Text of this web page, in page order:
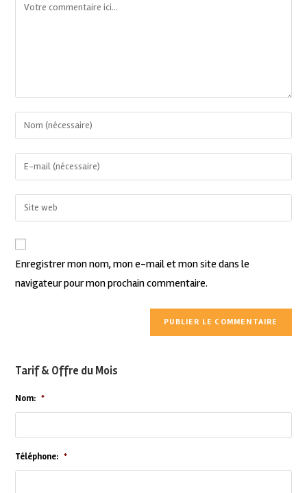
Enregistrer mon nom, mon e-mail et mon site dans le
navigateur pour mon prochain commentaire.
Tarif & Offre du Mois
Nom: *
Téléphone: *